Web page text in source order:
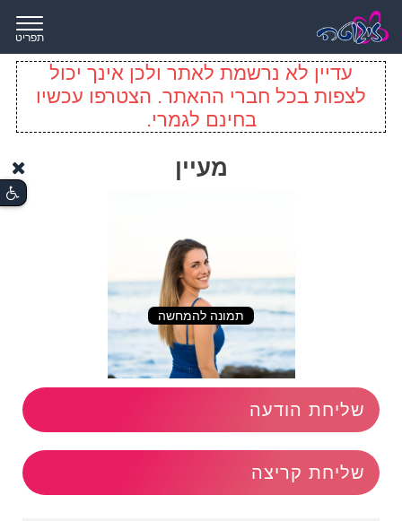
תפריט
עדיין לא נרשמת לאתר ולכן אינך יכול
לצפות בכל חברי ההאתר. הצטרפו עכשיו
בחינם לגמרי.
מעיין
תמונה להמחשה
שליחת הודעה
שליחת קריצה